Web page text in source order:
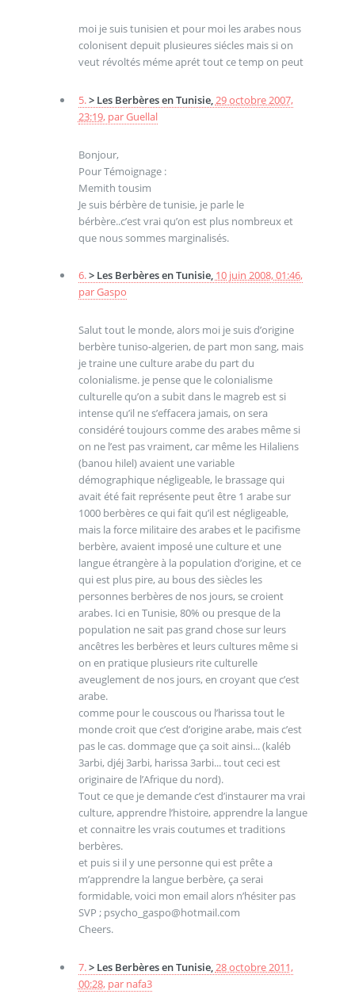
moi je suis tunisien et pour moi les arabes nous
colonisent depuit plusieures siécles mais si on
veut révoltés méme aprét tout ce temp on peut
5.> Les Berbères en Tunisie,29 octobre 2007,
23:19, parGuellal
Bonjour,
Pour Témoignage :
Memith tousim
Je suis bérbère de tunisie, je parle le
bérbère..c’est vrai qu’on est plus nombreux et
que nous sommes marginalisés.
6.> Les Berbères en Tunisie, 10 juin 2008, 01:46,
parGaspo
Salut tout le monde, alors moi je suis d’origine
berbère tuniso-algerien, de part mon sang, mais
je traine une culture arabe du part du
colonialisme. je pense que le colonialisme
culturelle qu’on a subit dans le magreb est si
intense qu’il ne s’effacera jamais, on sera
considéré toujours comme des arabes même si
on ne l’est pas vraiment, car même les Hilaliens
(banou hilel) avaient une variable
démographique négligeable, le brassage qui
avait été fait représente peut être 1 arabe sur
1000 berbères ce qui fait qu’il est négligeable,
mais la force militaire des arabes et le pacifisme
berbère, avaient imposé une culture et une
langue étrangère à la population d’origine, et ce
qui est plus pire, au bous des siècles les
personnes berbères de nos jours, se croient
arabes. Ici en Tunisie, 80% ou presque de la
population ne sait pas grand chose sur leurs
ancêtres les berbères et leurs cultures même si
on en pratique plusieurs rite culturelle
aveuglement de nos jours, en croyant que c’est
arabe.
comme pour le couscous ou l’harissa tout le
monde croit que c’est d’origine arabe, mais c’est
pas le cas. dommage que ça soit ainsi... (kaléb
3arbi, djéj 3arbi, harissa 3arbi... tout ceci est
originaire de l’Afrique du nord).
Tout ce que je demande c’est d’instaurer ma vrai
culture, apprendre l’histoire, apprendre la langue
et connaitre les vrais coutumes et traditions
berbères.
et puis si il y une personne qui est prête a
m’apprendre la langue berbère, ça serai
formidable, voici mon email alors n’hésiter pas
SVP ; psycho_gaspo@hotmail.com
Cheers.
7.> Les Berbères en Tunisie, 28 octobre 2011,
00:28, par nafa3